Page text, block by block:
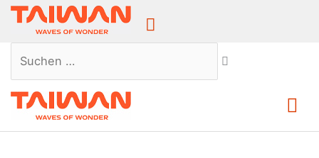
Above
Suchen …